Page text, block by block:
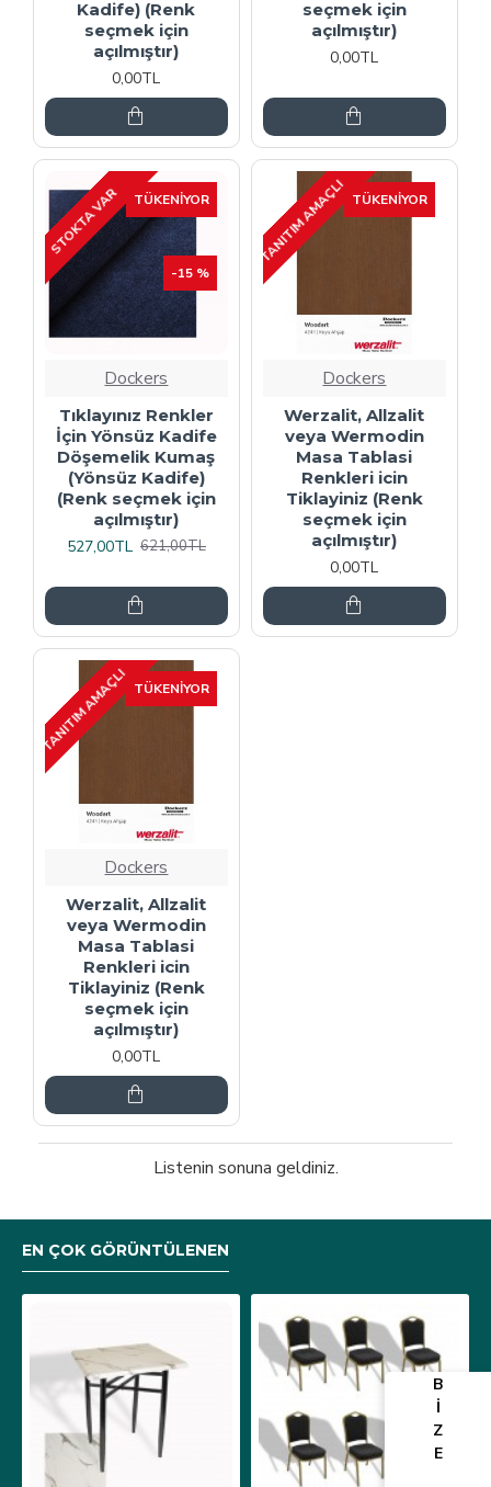
Kadife) (Renk
seçmek için
açılmıştır)
0,00TL
seçmek için
açılmıştır)
0,00TL
TÜKENIYOR
-15 %
STOKTA VAR
Dockers
Tıklayınız Renkler
İçin Yönsüz Kadife
Döşemelik Kumaş
(Yönsüz Kadife)
(Renk seçmek için
açılmıştır)
527,00TL 621,00TL
TÜKENIYOR
TANITIM AMAÇLI
Dockers
Werzalit, Allzalit
veya Wermodin
Masa Tablasi
Renkleri icin
Tiklayiniz (Renk
seçmek için
açılmıştır)
0,00TL
TÜKENIYOR
TANITIM AMAÇLI
Dockers
Werzalit, Allzalit
veya Wermodin
Masa Tablasi
Renkleri icin
Tiklayiniz (Renk
seçmek için
açılmıştır)
0,00TL
Listenin sonuna geldiniz.
EN ÇOK GÖRÜNTÜLENEN
B
İ
Z
E